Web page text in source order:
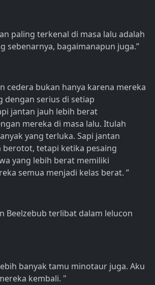
paling terkenal di masa lalu adalah
sebenarnya, bagaimanapun juga.”
cedera bukan hanya karena mereka
dengan serius di setiap
jantan jauh lebih berat
mereka di masa lalu. Itulah
yang terluka. Sapi jantan
berotot, tetapi ketika pesaing
yang lebih berat memiliki
semua menjadi kelas berat. ”
Beelzebub terlibat dalam lelucon
banyak tamu minotaur juga. Aku
kembali. "